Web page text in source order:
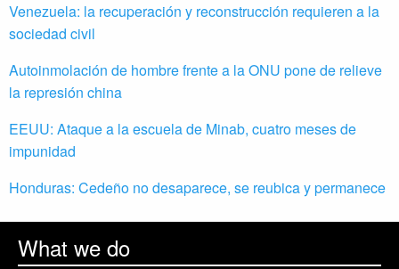
Venezuela: la recuperación y reconstrucción requieren a la
sociedad civil
Autoinmolación de hombre frente a la ONU pone de relieve
la represión china
EEUU: Ataque a la escuela de Minab, cuatro meses de
impunidad
Honduras: Cedeño no desaparece, se reubica y permanece
What we do